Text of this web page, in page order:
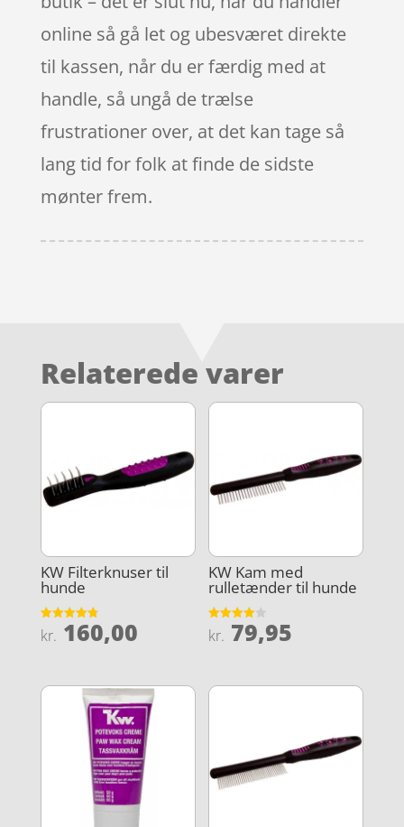
online så gå let og ubesværet direkte
til kassen, når du er færdig med at
handle, så ungå de trælse
frustrationer over, at det kan tage så
lang tid for folk at finde de sidste
mønter frem.
Relaterede varer
KW Filterknuser til
hunde
Vurderet
4.8
kr. 160,00
KW Kam med
rulletænder til hunde
Vurderet
4
kr. 79,95